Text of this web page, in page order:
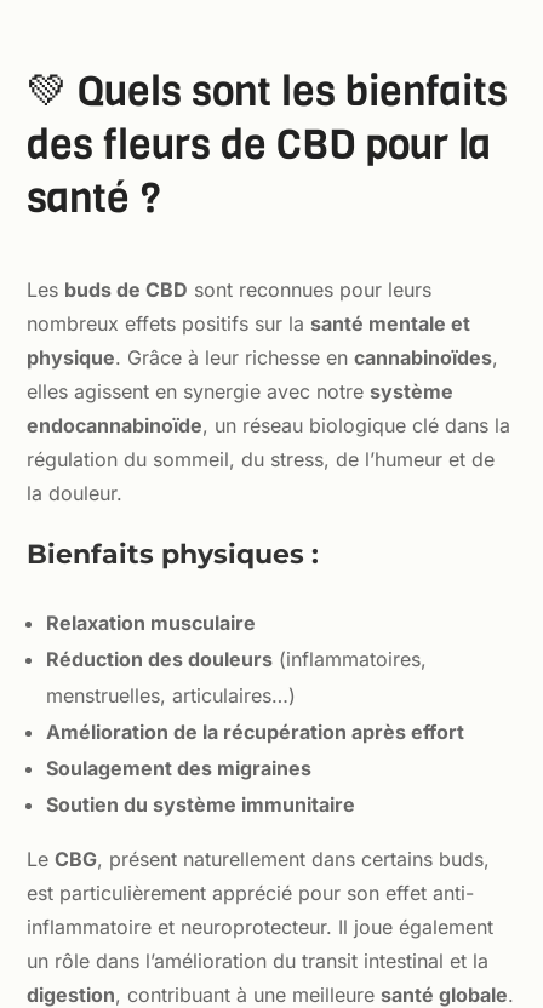
💚 Quels sont les bienfaits
des fleurs de CBD pour la
santé ?
Les buds de CBD sont reconnues pour leurs
nombreux effets positifs sur la santé mentale et
physique. Grâce à leur richesse encannabinoïdes,
elles agissent en synergie avec notre système
endocannabinoïde, un réseau biologique clé dans la
régulation du sommeil, du stress, de l’humeur et de
la douleur.
Bienfaits physiques :
Relaxation musculaire
Réduction des douleurs (inflammatoires,
menstruelles, articulaires…)
Amélioration de la récupération après effort
Soulagement des migraines
Soutien du système immunitaire
LeCBG, présent naturellement dans certains buds,
est particulièrement apprécié pour son effet anti-
inflammatoire et neuroprotecteur. Il joue également
un rôle dans l’amélioration du transit intestinal et la
digestion, contribuant à une meilleure santé globale.